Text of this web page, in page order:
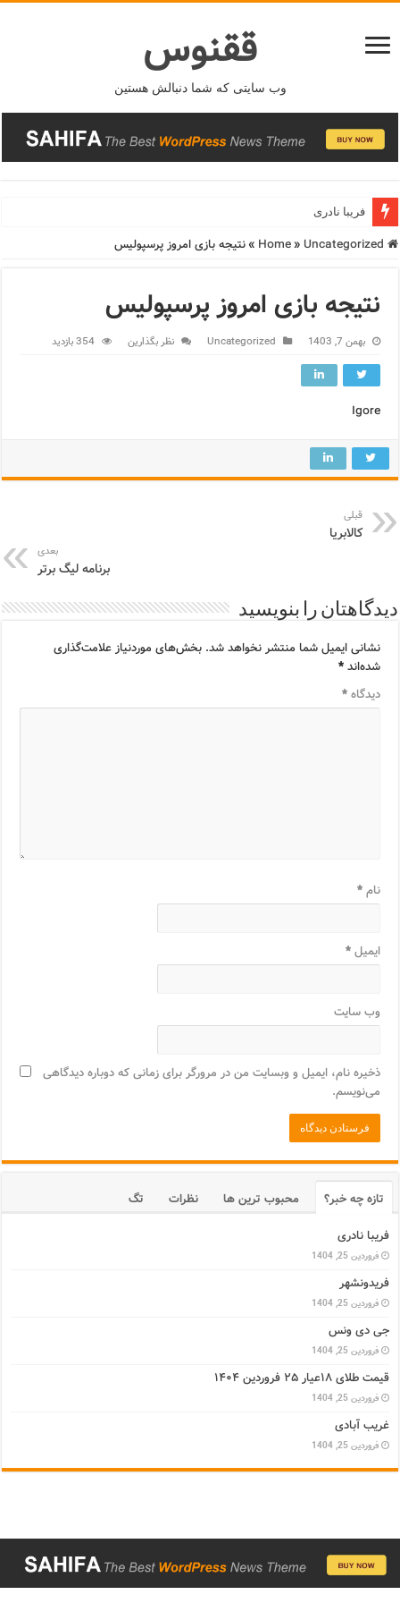
ققنوس
وب سایتی که شما دنبالش هستین
فریبا نادری
» Uncategorized
»نتیجه بازی امروز پرسپولیس
نتیجه بازی امروز پرسپولیس
بهمن 7, 1403 Uncategorized نظر بگذارین 354 بازدید
Igore
قبلی
کالابریا
بعدی
برنامه لیگ برتر
دیدگاهتان را بنویسید
نشانی ایمیل شما منتشر نخواهد شد. بخش‌های موردنیاز علامت‌گذاری
شده‌اند*
دیدگاه*
نام*
ایمیل*
وب‌ سایت
ذخیره نام، ایمیل و وبسایت من در مرورگر برای زمانی که دوباره دیدگاهی
می‌نویسم.
تازه چه خبر؟ محبوب ترین ها نظرات
تگ
فریبا نادری
فروردین 25, 1404
فریدونشهر
فروردین 25, 1404
جی دی ونس
فروردین 25, 1404
قیمت طلای ۱۸عیار ۲۵ فروردین ۱۴۰۴
فروردین 25, 1404
غریب آبادی
فروردین 25, 1404